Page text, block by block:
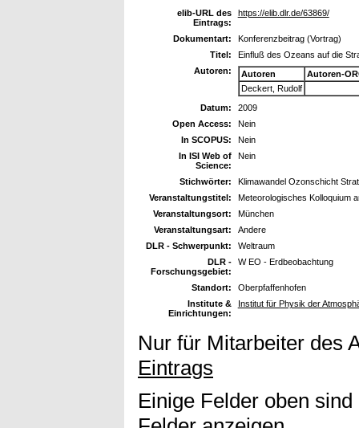
elib-URL des
Eintrags:
https://elib.dlr.de/63869/
Dokumentart:
Konferenzbeitrag (Vortrag)
Titel:
Einfluß des Ozeans auf die
Autoren:
Autoren
Autoren-
Deckert, Rudolf
Datum:
2009
Open Access:
Nein
In SCOPUS:
Nein
In ISI Web of
Science:
Nein
Stichwörter:
Klimawandel Ozonschicht
Veranstaltungstitel:
Meteorologisches Kolloquium
Veranstaltungsort:
München
Veranstaltungsart:
Andere
DLR - Schwerpunkt:
Weltraum
DLR -
Forschungsgebiet:
W EO - Erdbeobachtung
Standort:
Oberpfaffenhofen
Institute &
Einrichtungen:
Institut für Physik der
Nur für Mitarbeiter des
Eintrags
Einige Felder oben